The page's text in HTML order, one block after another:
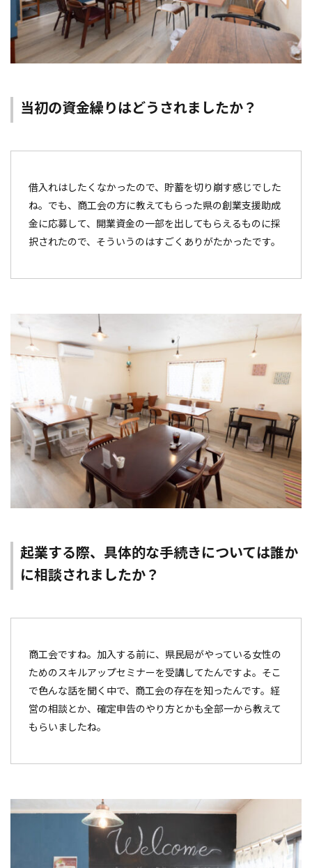
当初の資金繰りはどうされましたか？
借入れはしたくなかったので、貯蓄を切り崩す感じでした
ね。でも、商工会の方に教えてもらった県の創業支援助成
金に応募して、開業資金の一部を出してもらえるものに採
択されたので、そういうのはすごくありがたかったです。
起業する際、具体的な手続きについては誰か
に相談されましたか？
商工会ですね。加入する前に、県民局がやっている女性の
ためのスキルアップセミナーを受講してたんですよ。そこ
で色んな話を聞く中で、商工会の存在を知ったんです。経
営の相談とか、確定申告のやり方とかも全部一から教えて
もらいましたね。